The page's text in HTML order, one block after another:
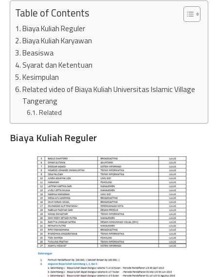
Table of Contents
Biaya Kuliah Reguler
Biaya Kuliah Karyawan
Beasiswa
Syarat dan Ketentuan
Kesimpulan
Related video of Biaya Kuliah Universitas Islamic Village
Tangerang
Related
Biaya Kuliah Reguler